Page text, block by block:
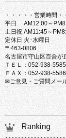
・・・・・営業時間・
平日 AM12:00～
土日祝 AM11:45～
定休日 火･水曜日
〒463-0806
名古屋市守山区百合が
ＴＥＬ：052-938-5585
ＦＡＸ：052-938-5586
✉ご意見・ご質問メー
Ranking